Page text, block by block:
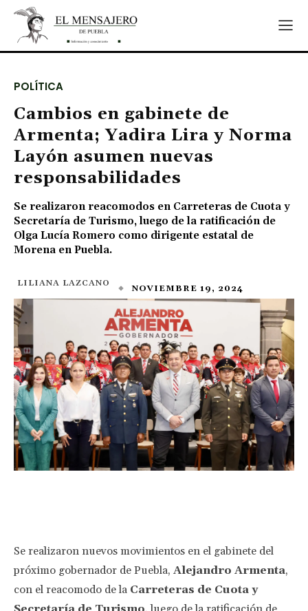
POLÍTICA
Cambios en gabinete de
Armenta; Yadira Lira y Norma
Layón asumen nuevas
responsabilidades
Se realizaron reacomodos en Carreteras de Cuota y
Secretaría de Turismo, luego de la ratificación de
Olga Lucía Romero como dirigente estatal de
Morena en Puebla.
LILIANA LAZCANO NOVIEMBRE 19, 2024
Se realizaron nuevos movimientos en el gabinete del
próximo gobernador de Puebla, Alejandro Armenta,
con el reacomodo de la Carreteras de Cuota y